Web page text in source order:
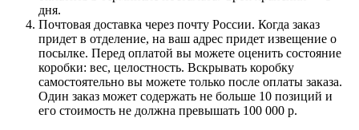
дня.
Почтовая доставка через почту России. Когда заказ
придет в отделение, на ваш адрес придет извещение о
посылке. Перед оплатой вы можете оценить состояние
коробки: вес, целостность. Вскрывать коробку
самостоятельно вы можете только после оплаты заказа.
Один заказ может содержать не больше 10 позиций и
его стоимость не должна превышать 100 000 р.